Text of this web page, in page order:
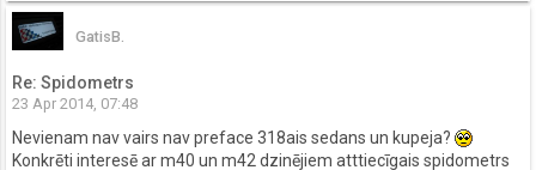
GatisB.
Re: Spidometrs
23 Apr 2014, 07:48
Nevienam nav vairs nav preface 318ais sedans un kupeja?
Konkrēti interesē ar m40 un m42 dzinējiem atttiecīgais spidometrs